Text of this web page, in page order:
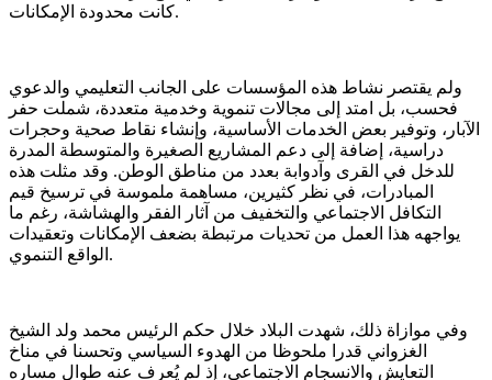
كانت محدودة الإمكانات.
ولم يقتصر نشاط هذه المؤسسات على الجانب التعليمي والدعوي
فحسب، بل امتد إلى مجالات تنموية وخدمية متعددة، شملت حفر
الآبار، وتوفير بعض الخدمات الأساسية، وإنشاء نقاط صحية وحجرات
دراسية، إضافة إلى دعم المشاريع الصغيرة والمتوسطة المدرة
للدخل في القرى وآدوابة بعدد من مناطق الوطن. وقد مثلت هذه
المبادرات، في نظر كثيرين، مساهمة ملموسة في ترسيخ قيم
التكافل الاجتماعي والتخفيف من آثار الفقر والهشاشة، رغم ما
يواجهه هذا العمل من تحديات مرتبطة بضعف الإمكانات وتعقيدات
الواقع التنموي.
وفي موازاة ذلك، شهدت البلاد خلال حكم الرئيس محمد ولد الشيخ
الغزواني قدرا ملحوظا من الهدوء السياسي وتحسنا في مناخ
التعايش والانسجام الاجتماعي، إذ لم يُعرف عنه طوال مساره